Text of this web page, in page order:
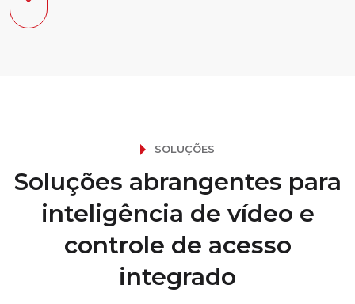
SOLUÇÕES
Soluções abrangentes para
inteligência de vídeo e
controle de acesso
integrado